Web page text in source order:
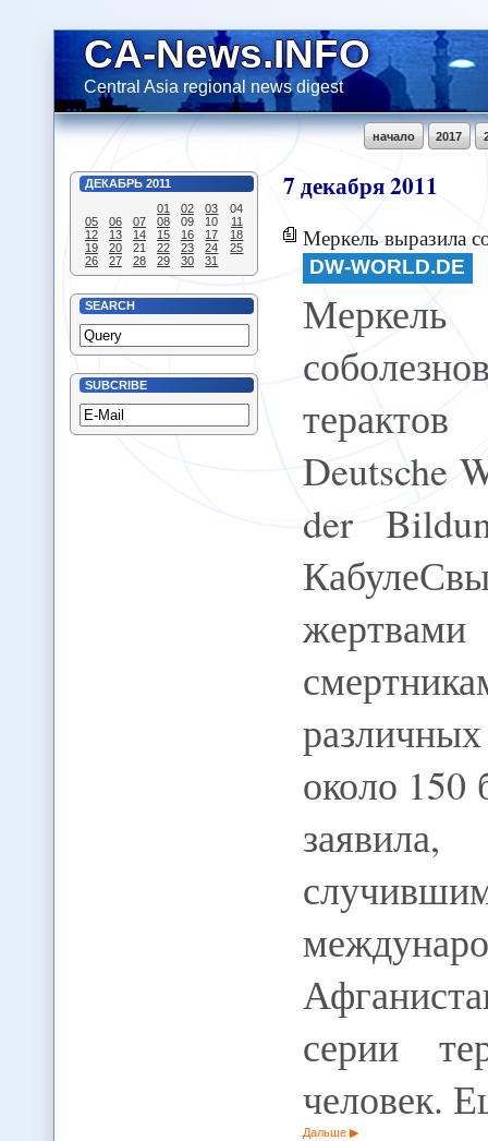
CA-News.INFO
Central Asia regional news digest
2017
начало
ДЕКАБРЬ 2011
01
02 03
04
05
06 07 08 09 10
11
12
13 14 15 16 17
18
19
20 21 22 23 24
25
26
27 28 29 30 31
SEARCH
SUBCRIBE
7декабря2011
Меркель выразила соболезнования по поводу
DW-WORLD.DE
Deutsche
der
около
серии
человек.
Дальше